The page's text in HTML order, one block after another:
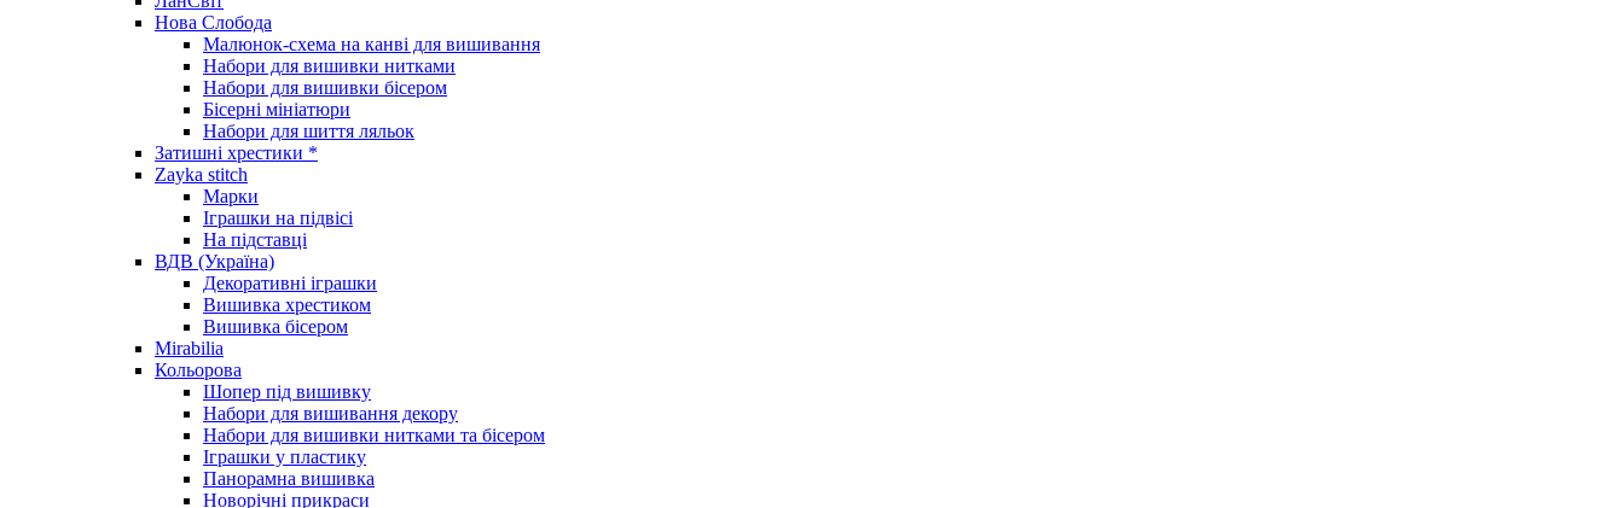
Нова Слобода
Малюнок-схема на канві для вишивання
Набори для вишивки нитками
Набори для вишивки бісером
Бісерні мініатюри
Набори для шиття ляльок
Затишні хрестики *
Zayka stitch
Марки
Іграшки на підвісі
На підставці
ВДВ (Україна)
Декоративні іграшки
Вишивка хрестиком
Вишивка бісером
Mirabilia
Кольорова
Шопер під вишивку
Набори для вишивання декору
Набори для вишивки нитками та бісером
Іграшки у пластику
Панорамна вишивка
Новорічні прикраси